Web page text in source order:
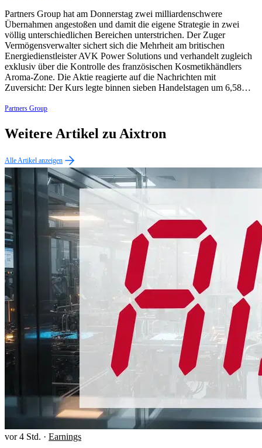
Partners Group hat am Donnerstag zwei milliardenschwere
Übernahmen angestoßen und damit die eigene Strategie in zwei
völlig unterschiedlichen Bereichen unterstrichen. Der Zuger
Vermögensverwalter sichert sich die Mehrheit am britischen
Energiedienstleister AVK Power Solutions und verhandelt zugleich
exklusiv über die Kontrolle des französischen Kosmetikhändlers
Aroma-Zone. Die Aktie reagierte auf die Nachrichten mit
Zuversicht: Der Kurs legte binnen sieben Handelstagen um 6,58…
Partners Group
Weitere Artikel zu Aixtron
Alle Artikel anzeigen
vor 4 Std. · Earnings